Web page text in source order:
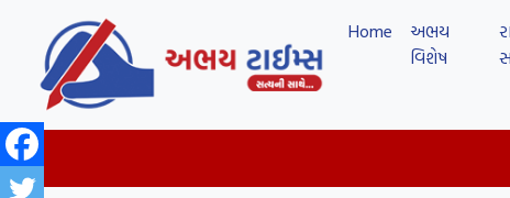
Home
અભય
વિશેષ